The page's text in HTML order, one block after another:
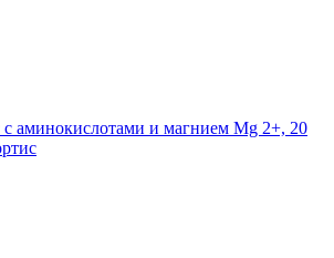
аминокислотами и магнием Mg 2+, 20